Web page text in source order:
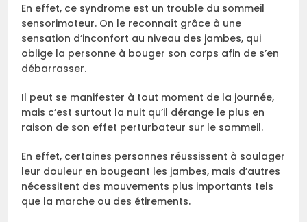
En effet, ce syndrome est un trouble du sommeil
sensorimoteur. On le reconnaît grâce à une
sensation d’inconfort au niveau des jambes, qui
oblige la personne à bouger son corps afin de s’en
débarrasser.
Il peut se manifester à tout moment de la journée,
mais c’est surtout la nuit qu’il dérange le plus en
raison de son effet perturbateur sur le sommeil.
En effet, certaines personnes réussissent à soulager
leur douleur en bougeant les jambes, mais d’autres
nécessitent des mouvements plus importants tels
que la marche ou des étirements.